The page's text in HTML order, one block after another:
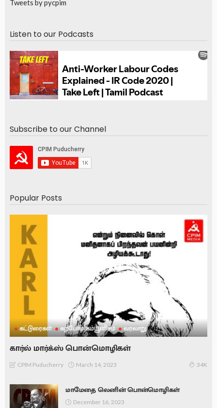
Tweets by pycpim
Listen to our Podcasts
Subscribe to our Channel
Popular Posts
கட்டுரைகள் கற்போம் கம்யூனிசம் வரலாறு
கார்ல் மார்க்ஸ் பொன்மொழிகள்
CPIM Puducherry March 14, 2023 34K
மாமேதை லெனின் பொன்மொழிகள்
December 16, 2023